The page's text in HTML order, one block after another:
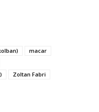
macar
Zoltan Fabri